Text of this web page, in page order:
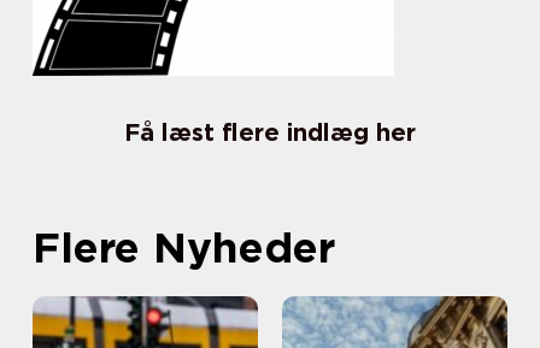
Få læst flere indlæg her
Flere Nyheder